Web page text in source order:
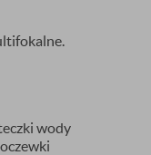
wody